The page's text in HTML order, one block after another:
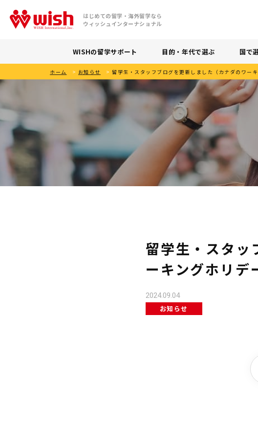
はじめての留学・海外留学なら
ウィッシュインターナショナル
WISHの留学サポート 目的・年代で選ぶ 国で
ホーム > お知らせ > 留学生・スタッフブログを更新しました（カナダのワー
留学生・スタッ
ーキングホリデ
2024.09.04
お知らせ